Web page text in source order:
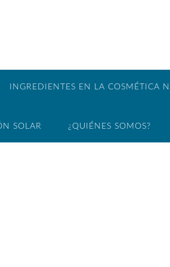
INGREDIENTES EN LA COSMÉTICA
SOLAR ¿QUIÉNES SOMOS?